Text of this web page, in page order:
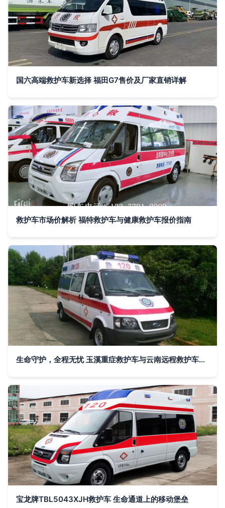
国六高端救护车新选择 福田G7售价及厂家直销详解
救护车市场价解析 福特救护车与健康救护车报价指南
生命守护，全程无忧 玉溪重症救护车与云南远程救护车出租服务
宝龙牌TBL5043XJH救护车 生命通道上的移动堡垒